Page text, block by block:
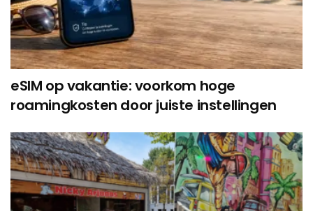
eSIM op vakantie: voorkom hoge
roamingkosten door juiste instellingen